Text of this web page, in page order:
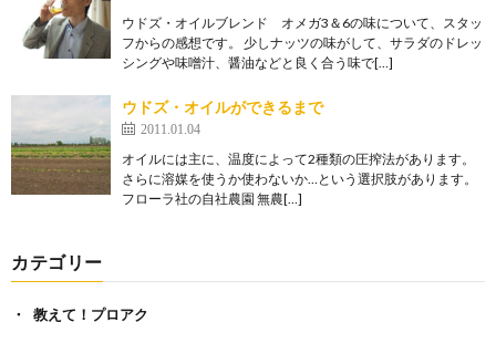
ウドズ・オイルブレンド オメガ3＆6の味について、スタッ
フからの感想です。 少しナッツの味がして、サラダのドレッ
シングや味噌汁、醤油などと良く合う味で[…]
ウドズ・オイルができるまで
2011.01.04
オイルには主に、温度によって2種類の圧搾法があります。
さらに溶媒を使うか使わないか…という選択肢があります。
フローラ社の自社農園 無農[…]
カテゴリー
教えて！プロアク